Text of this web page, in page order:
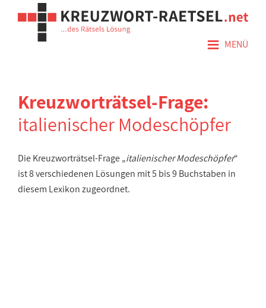
≡ MENÜ
Kreuzworträtsel-Frage:
italienischer Modeschöpfer
Die Kreuzworträtsel-Frage „italienischer Modeschöpfer“
ist 8 verschiedenen Lösungen mit 5 bis 9 Buchstaben in
diesem Lexikon zugeordnet.